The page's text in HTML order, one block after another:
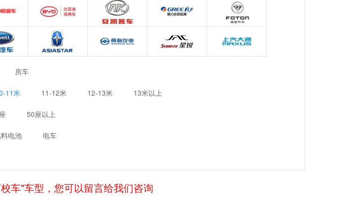
房车
11米 11-12米 12-13米 13米以上
50座以上
电池 电车
车"车型，您可以留言给我们咨询